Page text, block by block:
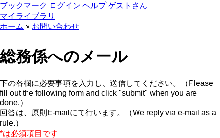
ブックマーク ログイン ヘルプ ゲストさん
マイライブラリ
ホーム
お問い合わせ
総務係へのメール
下の各欄に必要事項を入力し、送信してください。（Please
fill out the following form and click "submit" when you are
done.）
回答は、原則E-mailにて行います。（We reply via e-mail as a
rule.）
*は必須項目です